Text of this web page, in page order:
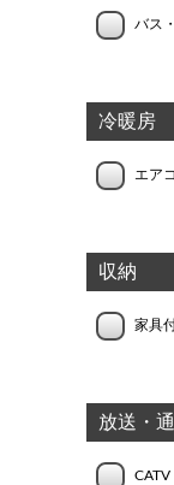
バス
冷暖房
エア
収納
家具
放送・
CATV